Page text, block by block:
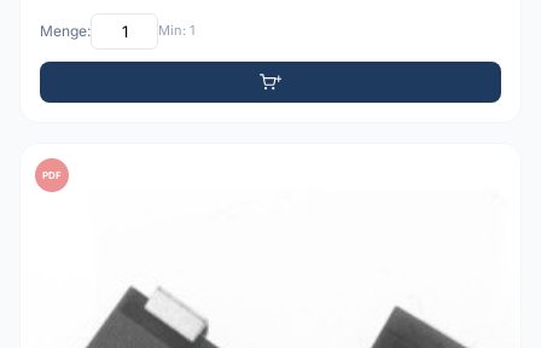
Menge: Min: 1
PDF